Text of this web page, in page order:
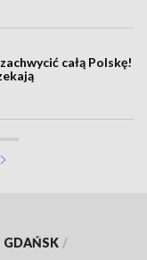
całą Polskę!
GDAŃSK /